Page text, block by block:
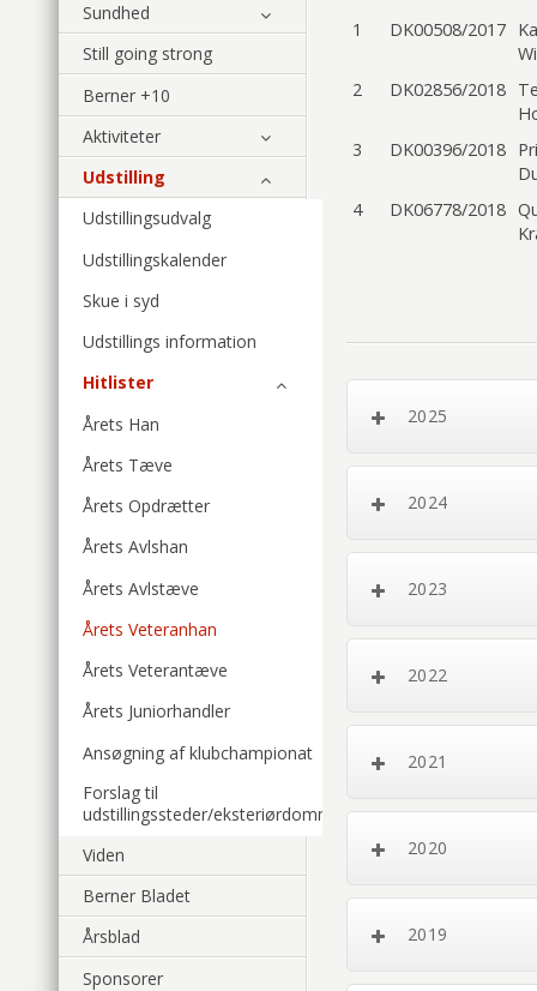
Sundhed
Still going strong
Berner +10
Aktiviteter
Udstilling
Udstillingsudvalg
Udstillingskalender
Skue i syd
Udstillings information
Hitlister
Årets Han
Årets Tæve
Årets Opdrætter
Årets Avlshan
Årets Avlstæve
Årets Veteranhan
Årets Veterantæve
Årets Juniorhandler
Ansøgning af klubchampionat
Forslag til
udstillingssteder/eksteriørdommer
Viden
Berner Bladet
Årsblad
Sponsorer
1 DK00508/2017
2
DK02856/2018
3
DK00396/2018
4
DK06778/2018
2025
2024
2023
2022
2021
2020
2019